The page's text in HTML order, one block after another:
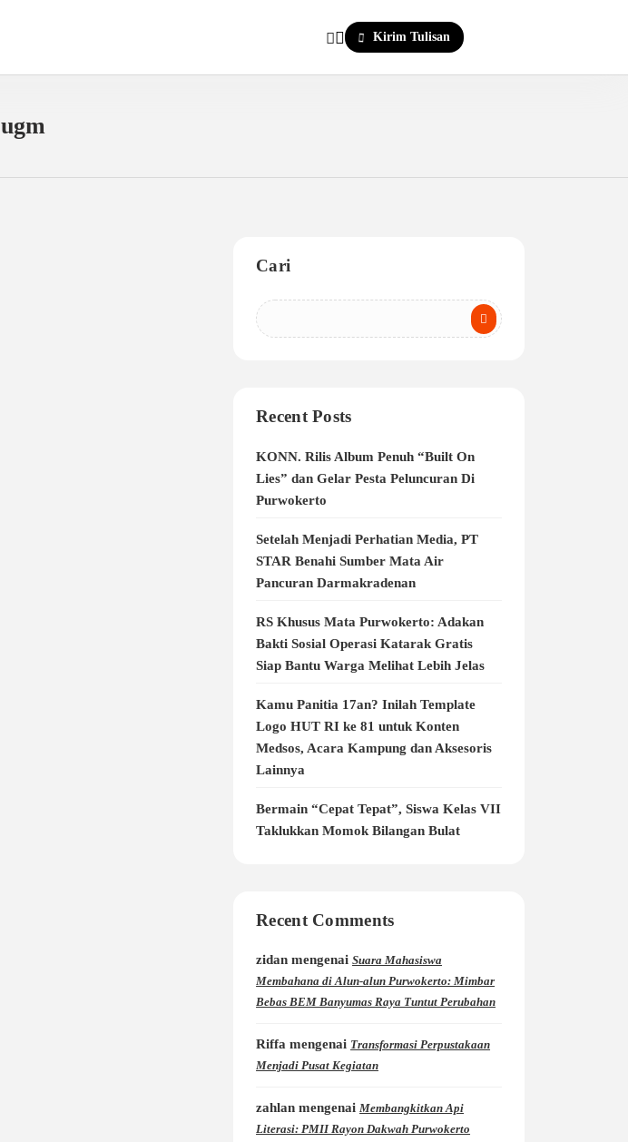
Kirim Tulisan
ugm
Cari
Recent Posts
KONN. Rilis Album Penuh “Built On
Lies” dan Gelar Pesta Peluncuran Di
Purwokerto
Setelah Menjadi Perhatian Media, PT
STAR Benahi Sumber Mata Air
Pancuran Darmakradenan
RS Khusus Mata Purwokerto: Adakan
Bakti Sosial Operasi Katarak Gratis
Siap Bantu Warga Melihat Lebih Jelas
Kamu Panitia 17an? Inilah Template
Logo HUT RI ke 81 untuk Konten
Medsos, Acara Kampung dan Aksesoris
Lainnya
Bermain “Cepat Tepat”, Siswa Kelas VII
Taklukkan Momok Bilangan Bulat
Recent Comments
zidan mengenaiSuara Mahasiswa
Membahana di Alun-alun Purwokerto: Mimbar
Bebas BEM Banyumas Raya Tuntut Perubahan
Riffa mengenai Transformasi Perpustakaan
Menjadi Pusat Kegiatan
zahlan mengenai Membangkitkan Api
Literasi: PMII Rayon Dakwah Purwokerto